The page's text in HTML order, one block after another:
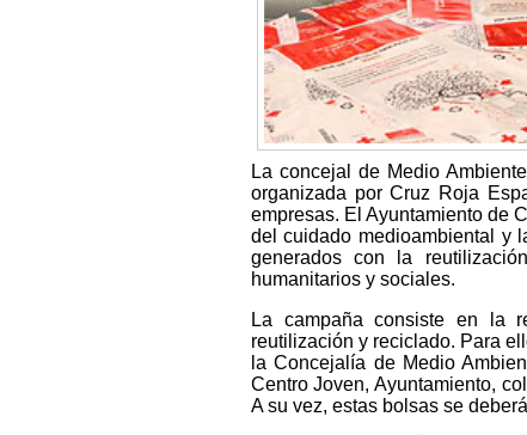
La concejal de Medio
organizada por Cruz Roja
empresas. El Ayuntamiento de
del cuidado medioambiental y
generados con la
humanitarios y sociales.
La campaña consiste en la
reutilización y reciclado. Para
la Concejalía de Medio
Centro Joven, Ayuntamiento,
A su vez, estas bolsas se